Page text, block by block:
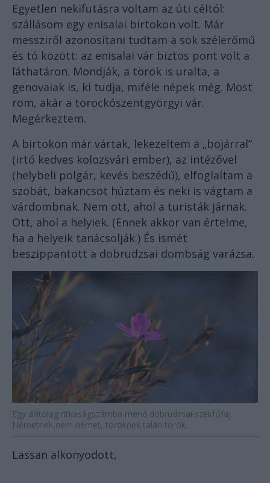
Egyetlen nekifutásra voltam az úti céltól:
szállásom egy enisalai birtokon volt. Már
messziről azonosítani tudtam a sok szélerőmű
és tó között: az enisalai vár biztos pont volt a
láthatáron. Mondják, a török is uralta, a
genovaiak is, ki tudja, miféle népek még. Most
rom, akár a torockószentgyörgyi vár.
Megérkeztem.
A birtokon már vártak, lekezeltem a „bojárral”
(irtó kedves kolozsvári ember), az intézővel
(helybeli polgár, kevés beszédű), elfoglaltam a
szobát, bakancsot húztam és neki is vágtam a
várdombnak. Nem ott, ahol a turisták járnak.
Ott, ahol a helyiek. (Ennek akkor van értelme,
ha a helyeik tanácsolják.) És ismét
beszippantott a dobrudzsai dombság varázsa.
Egy állítólag ritkaságszámba menő dobrudzsai szekfűfaj.
Németnek nem német, töröknek talán török.
Lassan alkonyodott,